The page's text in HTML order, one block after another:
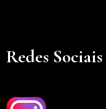
Redes Sociais